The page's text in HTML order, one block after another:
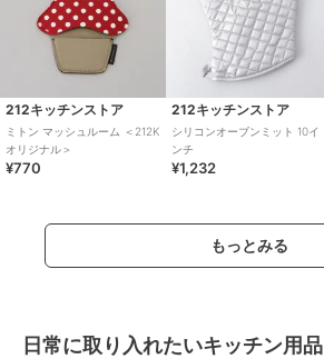
212キッチンストア
ミトン マッシュルーム ＜212K
オリジナル＞
¥770
212キッチンストア
シリコンオーブンミット 10イ
ンチ
¥1,232
もっとみる
日常に取り入れたいキッチン用品